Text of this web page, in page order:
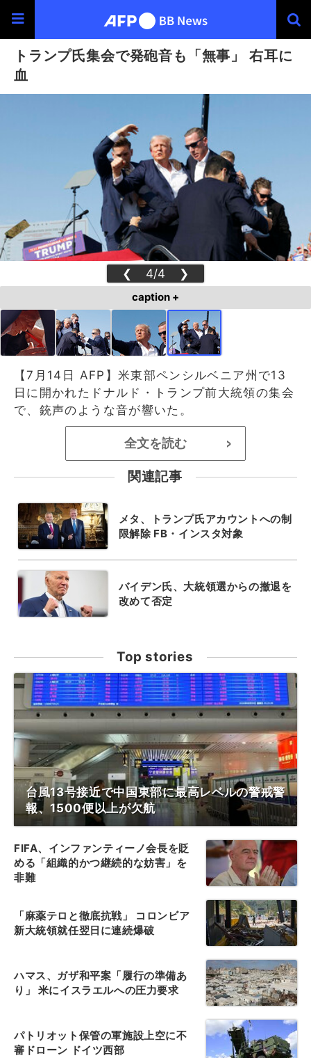
トランプ氏集会で発砲音も「無事」 右耳に
血
❮ 4/4 ❯
caption +
【7月14日 AFP】米東部ペンシルベニア州で13
日に開かれたドナルド・トランプ前大統領の集会
で、銃声のような音が響いた。
全文を読む >
関連記事
メタ、トランプ氏アカウントへの制
限解除 FB・インスタ対象
バイデン氏、大統領選からの撤退を
改めて否定
Top stories
台風13号接近で中国東部に最高レベルの警戒警
報、1500便以上が欠航
FIFA、インファンティーノ会長を貶
める「組織的かつ継続的な妨害」を
非難
「麻薬テロと徹底抗戦」 コロンビア
新大統領就任翌日に連続爆破
ハマス、ガザ和平案「履行の準備あ
り」 米にイスラエルへの圧力要求
パトリオット保管の軍施設上空に不
審ドローン ドイツ西部